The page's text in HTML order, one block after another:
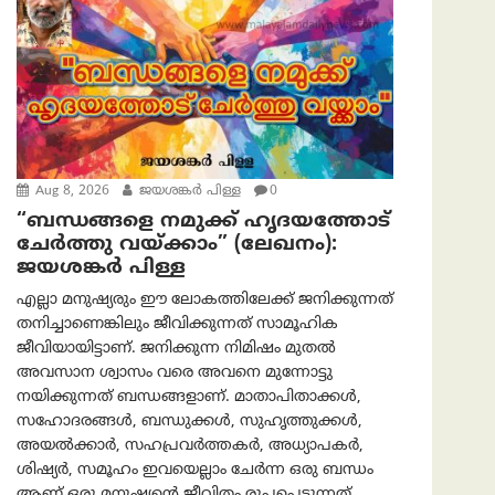
Aug 8, 2026 ജയശങ്കര്‍ പിള്ള 0
“ബന്ധങ്ങളെ നമുക്ക് ഹൃദയത്തോട്
ചേർത്തു വയ്ക്കാം” (ലേഖനം):
ജയശങ്കര്‍ പിള്ള
എല്ലാ മനുഷ്യരും ഈ ലോകത്തിലേക്ക് ജനിക്കുന്നത്
തനിച്ചാണെങ്കിലും ജീവിക്കുന്നത് സാമൂഹിക
ജീവിയായിട്ടാണ്. ജനിക്കുന്ന നിമിഷം മുതൽ
അവസാന ശ്വാസം വരെ അവനെ മുന്നോട്ടു
നയിക്കുന്നത് ബന്ധങ്ങളാണ്. മാതാപിതാക്കൾ,
സഹോദരങ്ങൾ, ബന്ധുക്കൾ, സുഹൃത്തുക്കൾ,
അയൽക്കാർ, സഹപ്രവർത്തകർ, അധ്യാപകർ,
ശിഷ്യർ, സമൂഹം ഇവയെല്ലാം ചേർന്ന ഒരു ബന്ധം